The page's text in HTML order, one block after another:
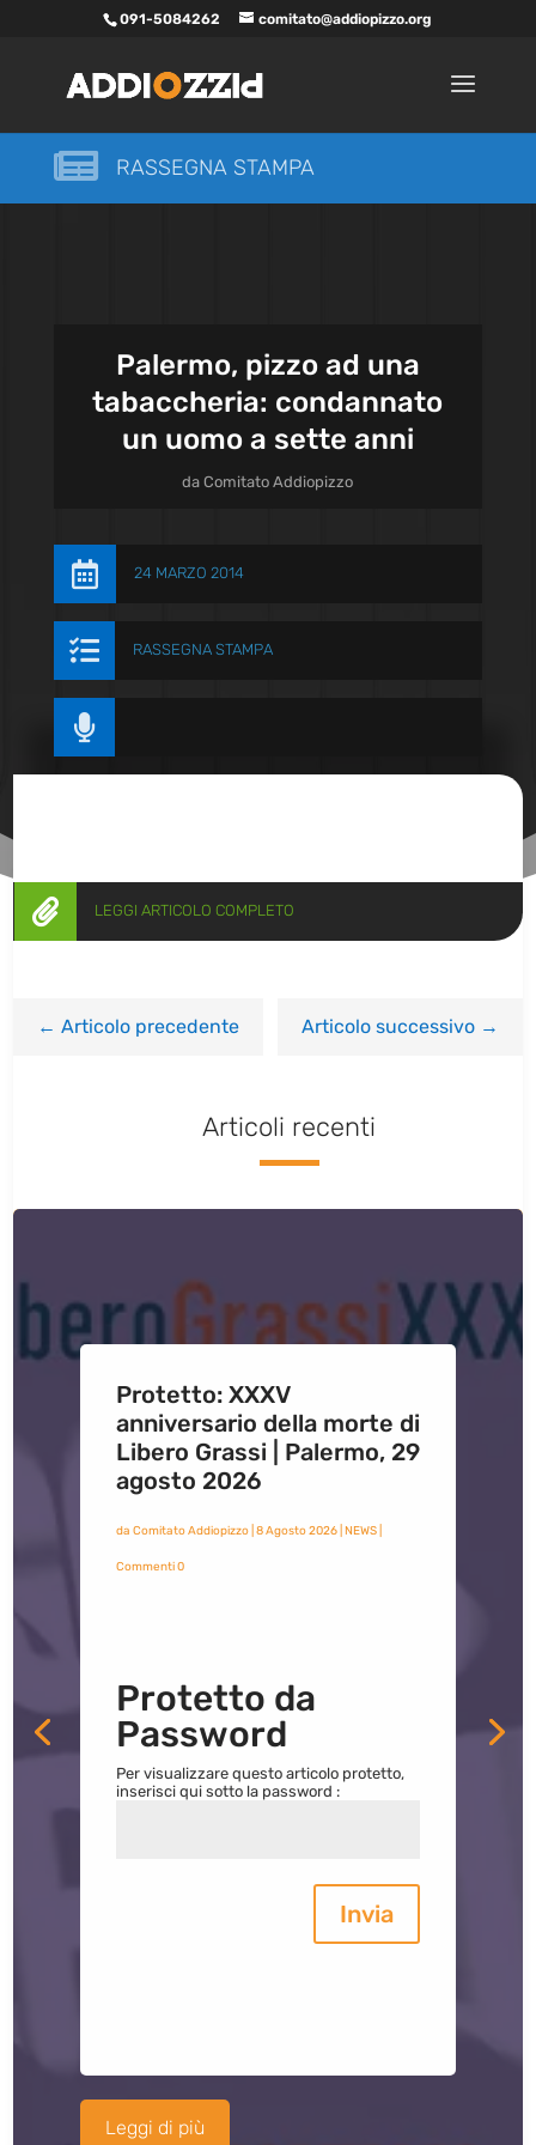
091-5084262 comitato@addiopizzo.org
 RASSEGNA STAMPA
Palermo, pizzo ad una
tabaccheria: condannato
un uomo a sette anni
daComitato Addiopizzo
 24 MARZO 2014
 RASSEGNA STAMPA

 LEGGI ARTICOLO COMPLETO
←Articolo precedente Articolo successivo→
Articoli recenti
Protetto: XXXV
anniversario della morte di
Libero Grassi | Palermo, 29
agosto 2026
da Comitato Addiopizzo| 8 Agosto 2026| NEWS|
Commenti 0
Protetto da
Password
Per visualizzare questo articolo protetto,
inserisci qui sotto la password :
Invia
Leggi di più